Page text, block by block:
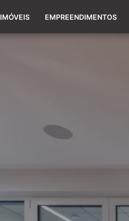
IMÓVEIS EMPREENDIMENTOS